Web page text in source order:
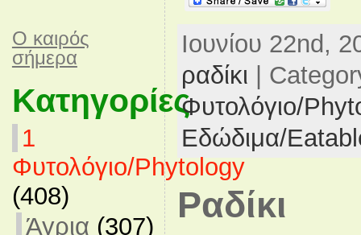
O καιρός
σήμερα
Κατηγορίες
1
Φυτολόγιο/Phytology
(408)
Άγρια (307)
Ιουνίου 22nd,
ραδίκι |
Φυτολόγιο/
Εδώδιμα/
Ραδίκι